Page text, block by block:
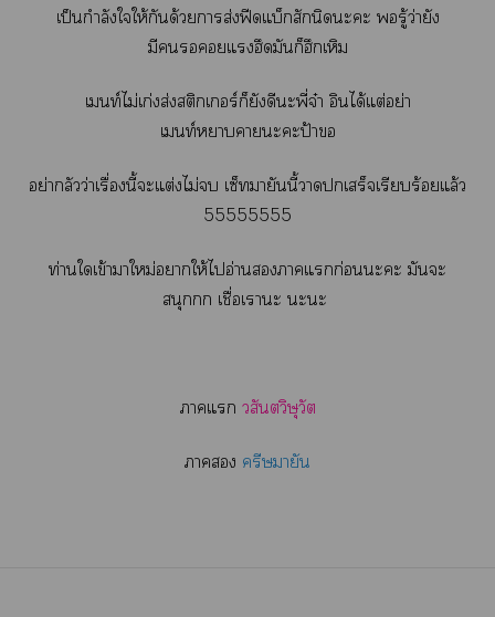
เป็นกำลังใให้กันด้วยาส่งฟีดแบ็กสักนิดะะ รู้ว่ายัง
มีแฮึดมันก็ฮึกเหิม
เท์ไม่เก่งส่งสติกเอร์ก็ยังดีะพี่จ๋า อินได้แต่อย่า
เท์าาะะป้า
อย่ากลัวว่าเรื่องนี้ะแต่งไม่ เซ็ายันนี้าเสร็จเรียบร้อยแล้ว
55555555
ท่านใเข้าาใหม่าให้ไอ่านาแก่อนะะ มันะ
สนุก เชื่อเาะ ะะ
าแ วสันตวิษุวัต
า ครีษมายัน